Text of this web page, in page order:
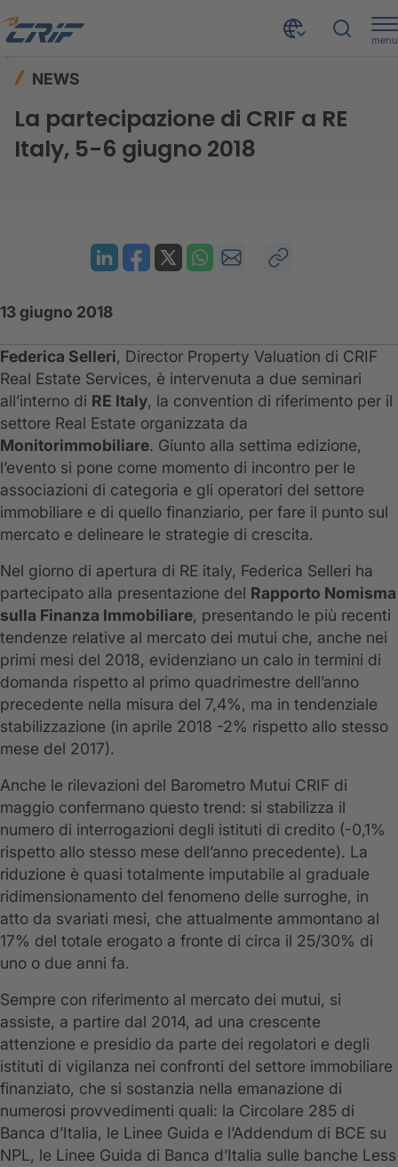
menu
NEWS
La partecipazione di CRIF a RE
Italy, 5-6 giugno 2018
13 giugno 2018
Federica Selleri, Director Property Valuation di CRIF
Real Estate Services, è intervenuta a due seminari
all’interno di RE Italy, la convention di riferimento per il
settore Real Estate organizzata da
Monitorimmobiliare. Giunto alla settima edizione,
l’evento si pone come momento di incontro per le
associazioni di categoria e gli operatori del settore
immobiliare e di quello finanziario, per fare il punto sul
mercato e delineare le strategie di crescita.
Nel giorno di apertura di RE italy, Federica Selleri ha
partecipato alla presentazione del Rapporto Nomisma
sulla Finanza Immobiliare, presentando le più recenti
tendenze relative al mercato dei mutui che, anche nei
primi mesi del 2018, evidenziano un calo in termini di
domanda rispetto al primo quadrimestre dell’anno
precedente nella misura del 7,4%, ma in tendenziale
stabilizzazione (in aprile 2018 -2% rispetto allo stesso
mese del 2017).
Anche le rilevazioni del Barometro Mutui CRIF di
maggio confermano questo trend: si stabilizza il
numero di interrogazioni degli istituti di credito (-0,1%
rispetto allo stesso mese dell’anno precedente). La
riduzione è quasi totalmente imputabile al graduale
ridimensionamento del fenomeno delle surroghe, in
atto da svariati mesi, che attualmente ammontano al
17% del totale erogato a fronte di circa il 25/30% di
uno o due anni fa.
Sempre con riferimento al mercato dei mutui, si
assiste, a partire dal 2014, ad una crescente
attenzione e presidio da parte dei regolatori e degli
istituti di vigilanza nei confronti del settore immobiliare
finanziato, che si sostanzia nella emanazione di
numerosi provvedimenti quali: la Circolare 285 di
Banca d’Italia, le Linee Guida e l’Addendum di BCE su
NPL, le Linee Guida di Banca d’Italia sulle banche Less